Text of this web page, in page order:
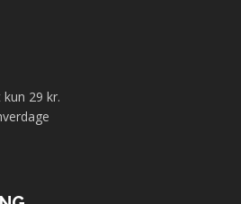
29 kr.